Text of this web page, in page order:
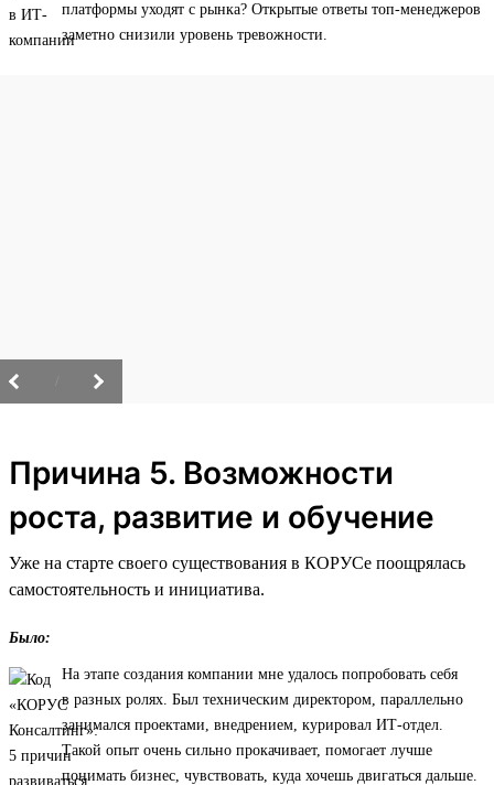
платформы уходят с рынка? Открытые ответы топ-менеджеров
заметно снизили уровень тревожности.
Причина 5. Возможности
роста, развитие и обучение
Уже на старте своего существования в КОРУСе поощрялась
самостоятельность и инициатива.
Было:
На этапе создания компании мне удалось попробовать себя
в разных ролях. Был техническим директором, параллельно
занимался проектами, внедрением, курировал ИТ-отдел.
Такой опыт очень сильно прокачивает, помогает лучше
понимать бизнес, чувствовать, куда хочешь двигаться дальше.